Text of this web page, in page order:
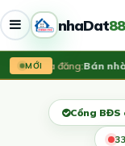
nhaDat
MỚIVừa đăng:Bán
Cổng